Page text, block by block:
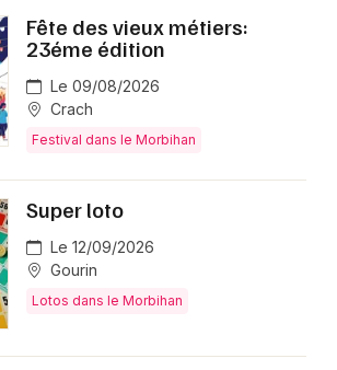
Fête des vieux métiers:
23éme édition
Le 09/08/2026
Crach
Festival dans le Morbihan
Super loto
Le 12/09/2026
Gourin
Lotos dans le Morbihan